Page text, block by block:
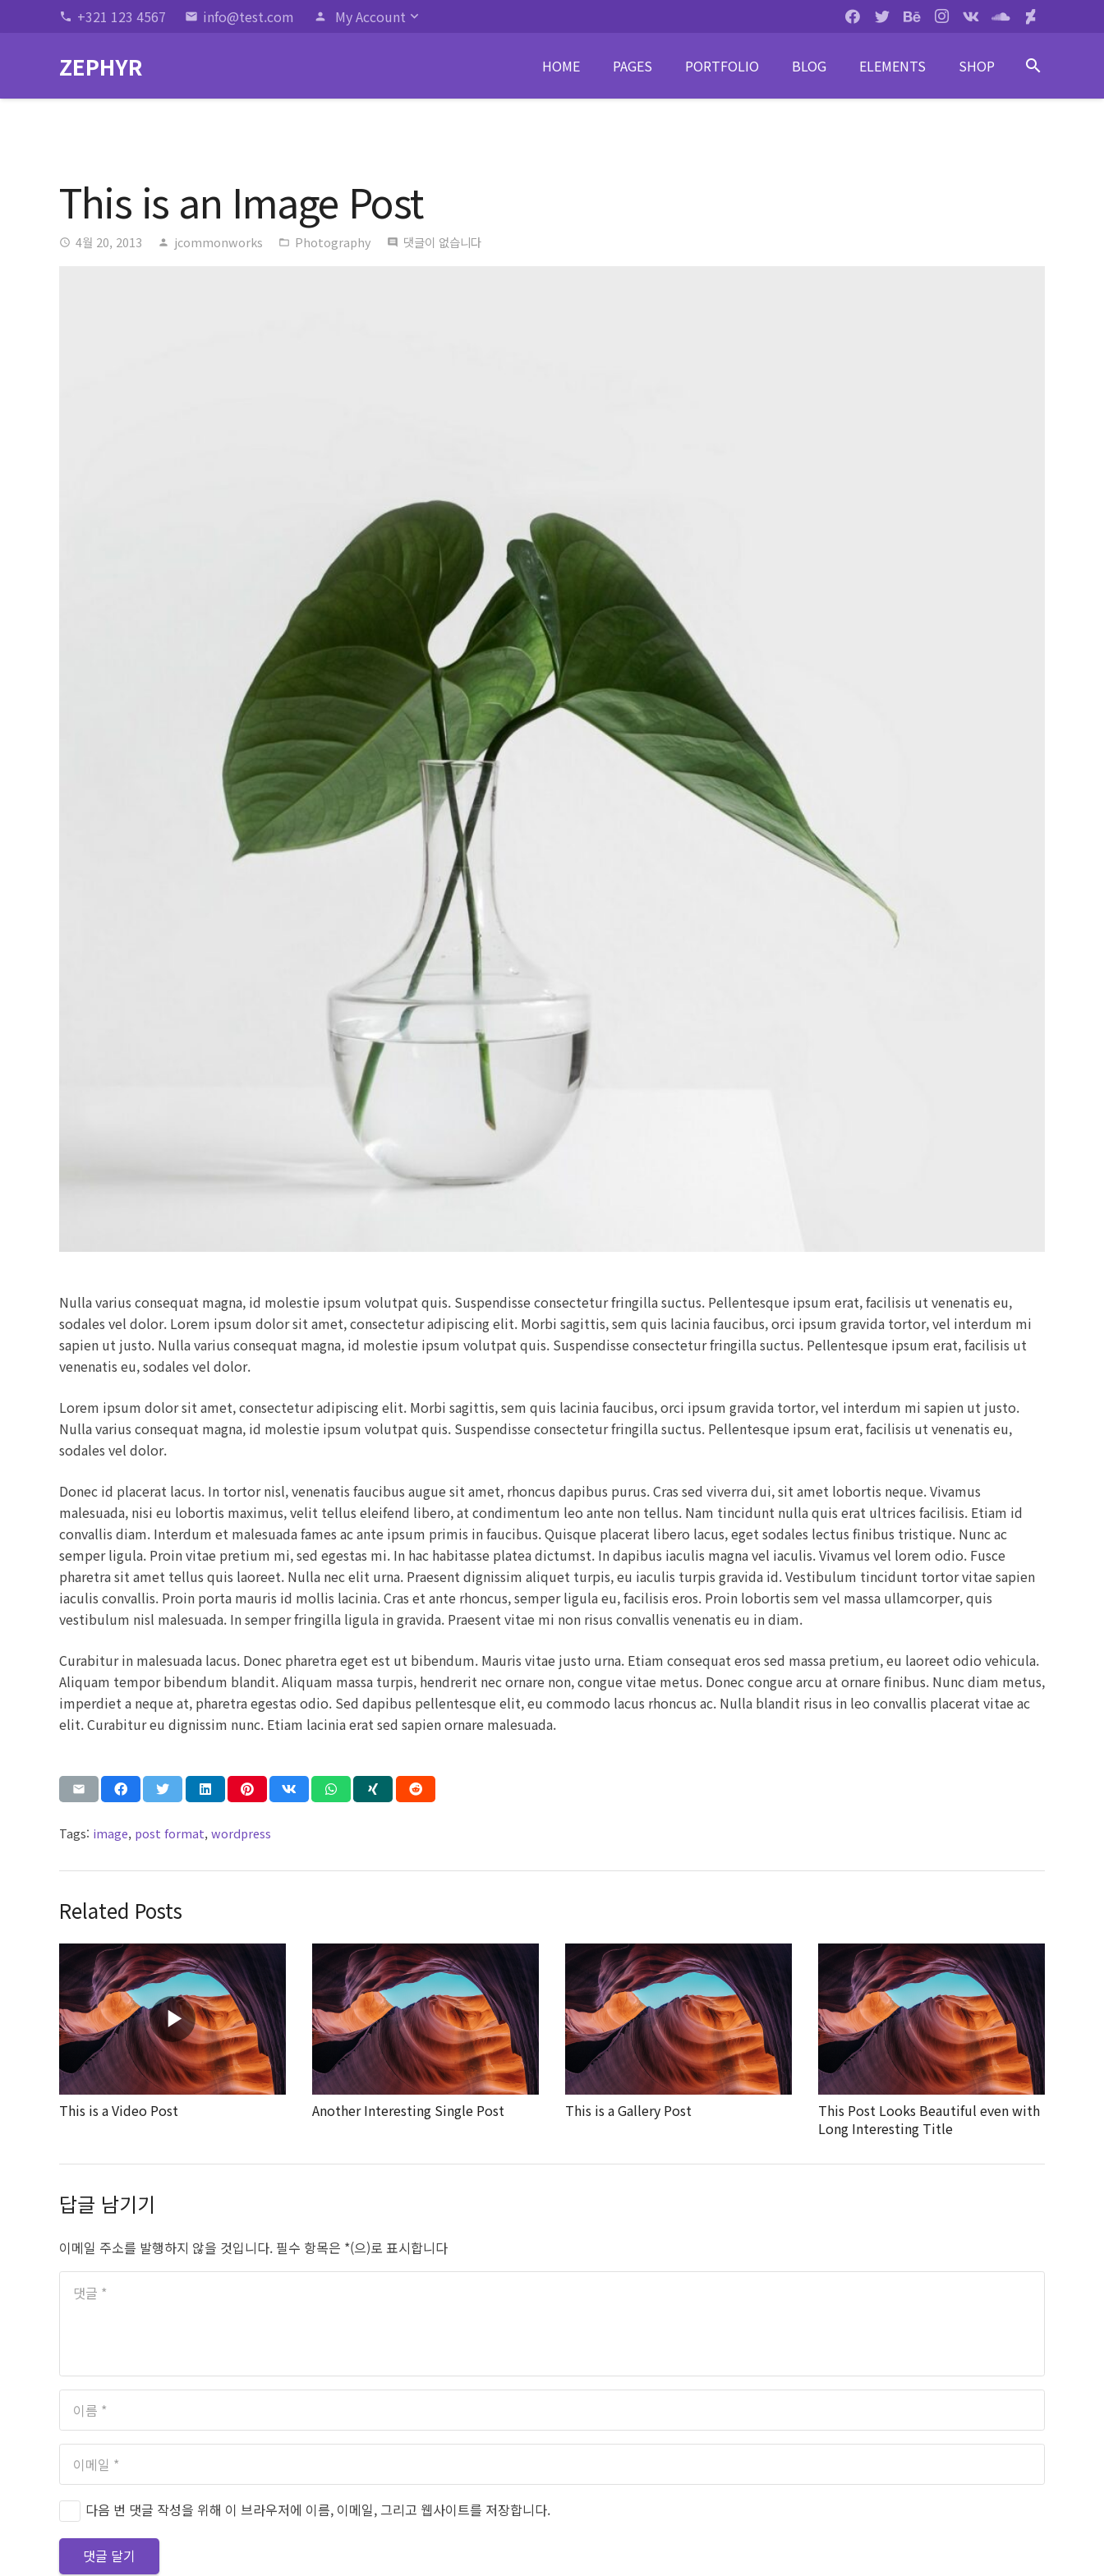
phone +321 123 4567 email info@test.com person My Account
ZEPHYR HOME PAGES PORTFOLIO BLOG ELEMENTS SHOP search
This is an Image Post
access_time 4월 20, 2013 person jcommonworks folder_open Photography comment 댓글이 없습니다
Nulla varius consequat magna, id molestie ipsum volutpat quis. Suspendisse consectetur fringilla suctus. Pellentesque ipsum erat, facilisis ut venenatis eu,
sodales vel dolor. Lorem ipsum dolor sit amet, consectetur adipiscing elit. Morbi sagittis, sem quis lacinia faucibus, orci ipsum gravida tortor, vel interdum mi
sapien ut justo. Nulla varius consequat magna, id molestie ipsum volutpat quis. Suspendisse consectetur fringilla suctus. Pellentesque ipsum erat, facilisis ut
venenatis eu, sodales vel dolor.
Lorem ipsum dolor sit amet, consectetur adipiscing elit. Morbi sagittis, sem quis lacinia faucibus, orci ipsum gravida tortor, vel interdum mi sapien ut justo.
Nulla varius consequat magna, id molestie ipsum volutpat quis. Suspendisse consectetur fringilla suctus. Pellentesque ipsum erat, facilisis ut venenatis eu,
sodales vel dolor.
Donec id placerat lacus. In tortor nisl, venenatis faucibus augue sit amet, rhoncus dapibus purus. Cras sed viverra dui, sit amet lobortis neque. Vivamus
malesuada, nisi eu lobortis maximus, velit tellus eleifend libero, at condimentum leo ante non tellus. Nam tincidunt nulla quis erat ultrices facilisis. Etiam id
convallis diam. Interdum et malesuada fames ac ante ipsum primis in faucibus. Quisque placerat libero lacus, eget sodales lectus finibus tristique. Nunc ac
semper ligula. Proin vitae pretium mi, sed egestas mi. In hac habitasse platea dictumst. In dapibus iaculis magna vel iaculis. Vivamus vel lorem odio. Fusce
pharetra sit amet tellus quis laoreet. Nulla nec elit urna. Praesent dignissim aliquet turpis, eu iaculis turpis gravida id. Vestibulum tincidunt tortor vitae sapien
iaculis convallis. Proin porta mauris id mollis lacinia. Cras et ante rhoncus, semper ligula eu, facilisis eros. Proin lobortis sem vel massa ullamcorper, quis
vestibulum nisl malesuada. In semper fringilla ligula in gravida. Praesent vitae mi non risus convallis venenatis eu in diam.
Curabitur in malesuada lacus. Donec pharetra eget est ut bibendum. Mauris vitae justo urna. Etiam consequat eros sed massa pretium, eu laoreet odio vehicula.
Aliquam tempor bibendum blandit. Aliquam massa turpis, hendrerit nec ornare non, congue vitae metus. Donec congue arcu at ornare finibus. Nunc diam metus,
imperdiet a neque at, pharetra egestas odio. Sed dapibus pellentesque elit, eu commodo lacus rhoncus ac. Nulla blandit risus in leo convallis placerat vitae ac
elit. Curabitur eu dignissim nunc. Etiam lacinia erat sed sapien ornare malesuada.
Tags: image, post format, wordpress
Related Posts
This is a Video Post Another Interesting Single Post This is a Gallery Post
This Post Looks Beautiful even with
Long Interesting Title
답글 남기기
이메일 주소를 발행하지 않을 것입니다. 필수 항목은 *(으)로 표시합니다
다음 번 댓글 작성을 위해 이 브라우저에 이름, 이메일, 그리고 웹사이트를 저장합니다.
댓글 달기